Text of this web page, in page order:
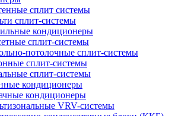
сплит системы
сплит-системы
кондиционеры
сплит-системы
потолочные сплит-системы
сплит-системы
сплит-системы
кондиционеры
кондиционеры
VRV-системы